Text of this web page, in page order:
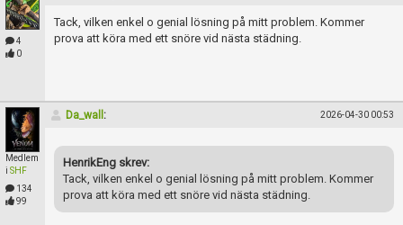
4
0
Tack, vilken enkel o genial lösning på mitt problem. Kommer
prova att köra med ett snöre vid nästa städning.
Medlem
i SHF
134
99
Da_wall : 2026-04-30 00:53
HenrikEng skrev:
Tack, vilken enkel o genial lösning på mitt problem. Kommer
prova att köra med ett snöre vid nästa städning.